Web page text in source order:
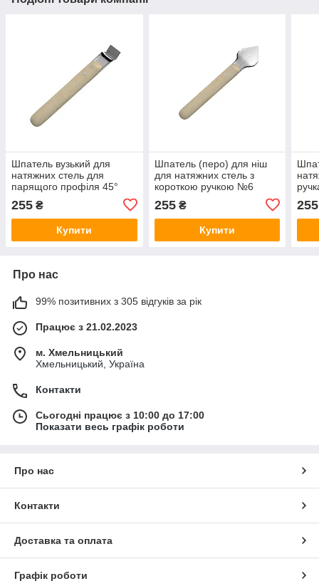
Шпатель вузький для
натяжних стель для
парящого профіля 45°
255 ₴
Купити
Шпатель (перо) для ніш
для натяжних стель з
короткою ручкою №6
255₴
Купити
255
Про нас
99% позитивних з 305 відгуків за рік
Працює з 21.02.2023
м. Хмельницький
Хмельницький, Україна
Контакти
Сьогодні працює з 10:00 до 17:00
Показати весь графік роботи
Про нас
Контакти
Доставка та оплата
Графік роботи